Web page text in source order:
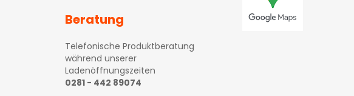
Beratung
Telefonische Produktberatung
während unserer
Ladenöffnungszeiten
0281 - 442 89074